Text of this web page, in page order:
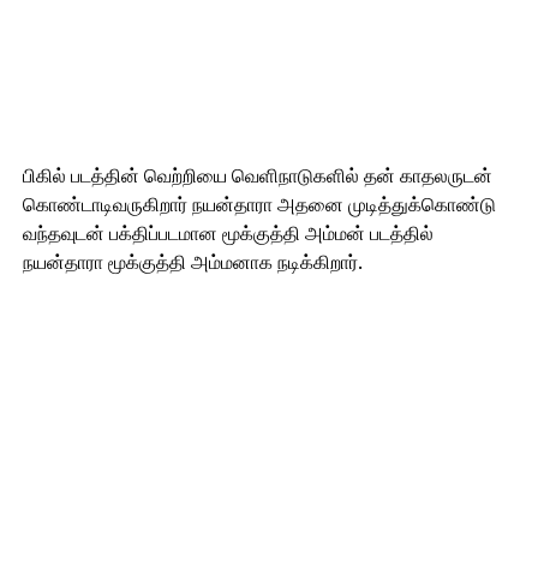
பிகில் படத்தின் வெற்றியை வெளிநாடுகளில் தன் காதலருடன்
கொண்டாடிவருகிறார் நயன்தாரா அதனை முடித்துக்கொண்டு
வந்தவுடன் பக்திப்படமான மூக்குத்தி அம்மன் படத்தில்
நயன்தாரா மூக்குத்தி அம்மனாக நடிக்கிறார்.